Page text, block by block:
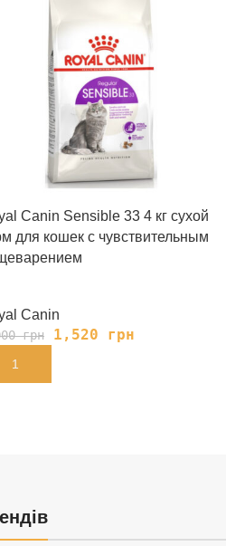
Сanin Sensible 33 4 кг сухой
для кошек с чувствительным
Canin
грн 1,520 грн
КОРЗИНУ